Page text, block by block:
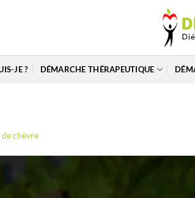
JE ? DÉMARCHE THÉRAPEUTIQUE
chèvre